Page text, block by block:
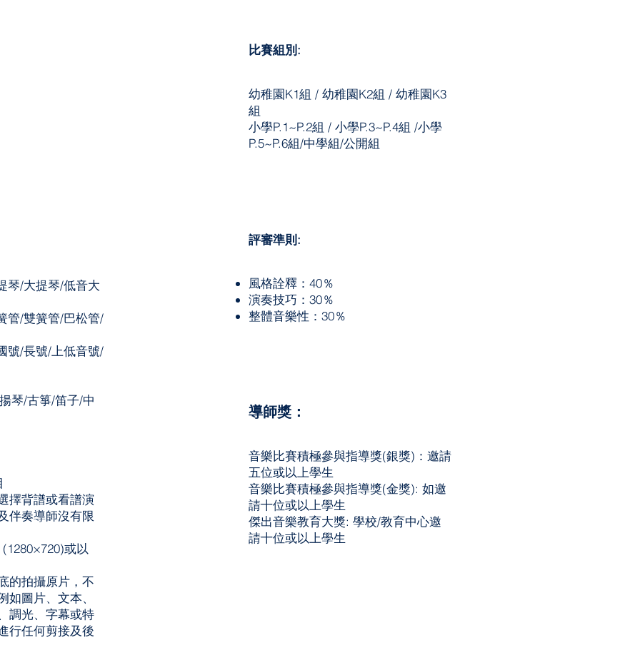
琴/大提琴/低音大
管/雙簧管/巴松管/
號/長號/上低音號/
琴/古箏/笛子/中
擇背譜或看譜演
伴奏導師沒有限
或以
的拍攝原片，不
如圖片、文本、
調光、字幕或特
行任何剪接及後
比賽組別:
幼稚園K1組 / 幼稚園K2組 / 幼稚園K3
組
小學P.1~P.2組 / 小學P.3~P.4組 /小學
P.5~P.6組/中學組/公開組
評審準則:
​風格詮釋：40％
演奏技巧：30％
整體音樂性：30％
導師獎：
音樂比賽積極參與指導獎(銀獎)：邀請
五位或以上學生
音樂比賽積極參與指導獎(金獎): 如邀
請十位或以上學生
傑出音樂教育大獎: 學校/教育中心邀
請十位或以上學生